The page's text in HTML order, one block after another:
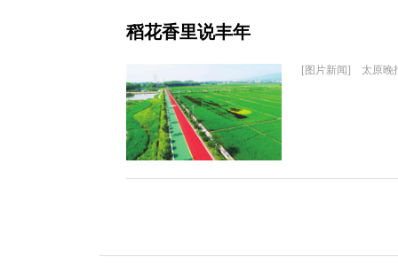
稻花香里说丰年
[图片新闻] 太原晚